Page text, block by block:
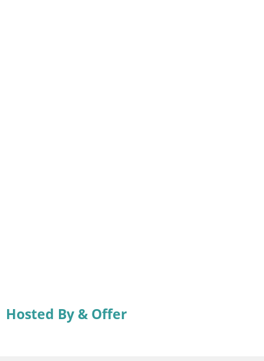
Hosted By & Offer